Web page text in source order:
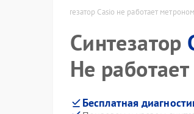
Синтезатор Casio не работает метроном
Синтезатор
Не
Бесплатная